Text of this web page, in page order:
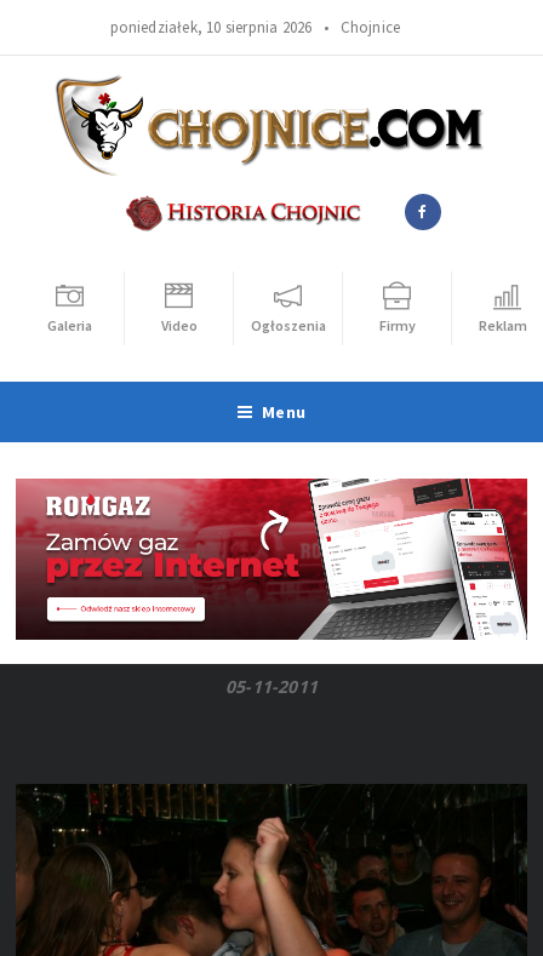
poniedziałek, 10 sierpnia 2026 • Chojnice
Galeria Video Ogłoszenia Firmy Reklama
Menu
05-11-2011